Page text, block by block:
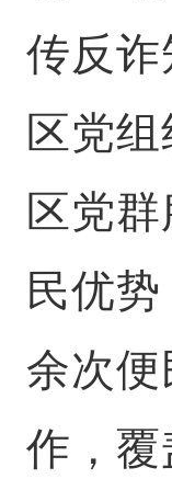
传反诈
区党
区党
民优
余次
作，覆